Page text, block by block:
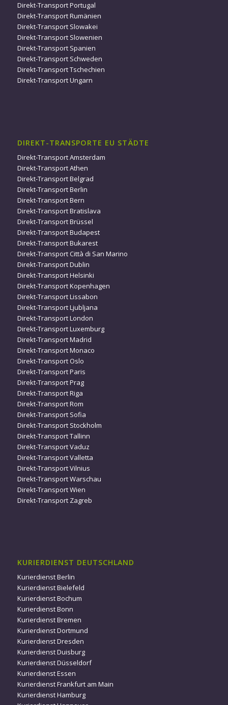
Direkt-Transport Portugal
Direkt-Transport Rumänien
Direkt-Transport Slowakei
Direkt-Transport Slowenien
Direkt-Transport Spanien
Direkt-Transport Schweden
Direkt-Transport Tschechien
Direkt-Transport Ungarn
DIREKT-TRANSPORTE EU STÄDTE
Direkt-Transport Amsterdam
Direkt-Transport Athen
Direkt-Transport Belgrad
Direkt-Transport Berlin
Direkt-Transport Bern
Direkt-Transport Bratislava
Direkt-Transport Brüssel
Direkt-Transport Budapest
Direkt-Transport Bukarest
Direkt-Transport Città di San Marino
Direkt-Transport Dublin
Direkt-Transport Helsinki
Direkt-Transport Kopenhagen
Direkt-Transport Lissabon
Direkt-Transport Ljubljana
Direkt-Transport London
Direkt-Transport Luxemburg
Direkt-Transport Madrid
Direkt-Transport Monaco
Direkt-Transport Oslo
Direkt-Transport Paris
Direkt-Transport Prag
Direkt-Transport Riga
Direkt-Transport Rom
Direkt-Transport Sofia
Direkt-Transport Stockholm
Direkt-Transport Tallinn
Direkt-Transport Vaduz
Direkt-Transport Valletta
Direkt-Transport Vilnius
Direkt-Transport Warschau
Direkt-Transport Wien
Direkt-Transport Zagreb
KURIERDIENST DEUTSCHLAND
Kurierdienst Berlin
Kurierdienst Bielefeld
Kurierdienst Bochum
Kurierdienst Bonn
Kurierdienst Bremen
Kurierdienst Dortmund
Kurierdienst Dresden
Kurierdienst Duisburg
Kurierdienst Düsseldorf
Kurierdienst Essen
Kurierdienst Frankfurt am Main
Kurierdienst Hamburg